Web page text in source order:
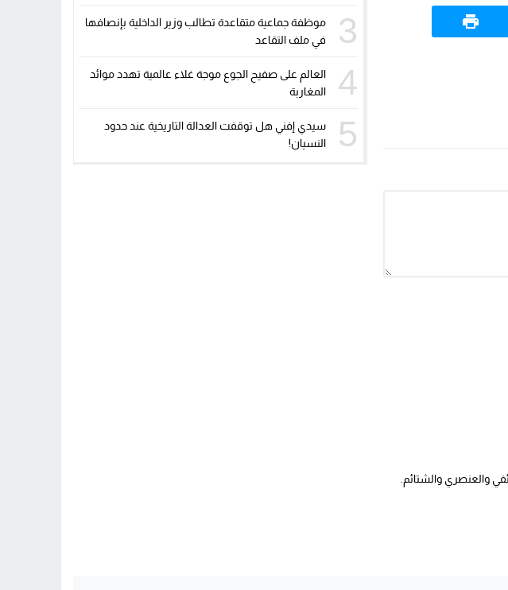
والعنصري والشتائم.
3
موظفة جماعية متقاعدة تطالب وزير الداخلية بإنصافها
في ملف التقاعد
4
العالم على صفيح الجوع موجة غلاء عالمية تهدد موائد
المغاربة
5
سيدي إفني هل توقفت العدالة التاريخية عند حدود
النسيان!